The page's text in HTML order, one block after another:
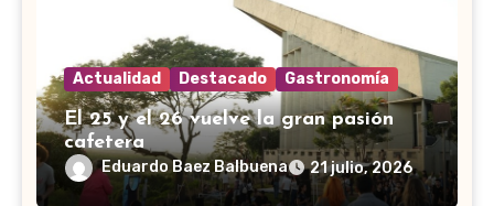
Actualidad Destacado Gastronomía
El 25 y el 26 vuelve la gran pasión
cafetera
Eduardo Baez Balbuena 21 julio, 2026